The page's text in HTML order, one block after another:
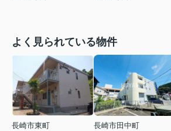
よく見られている物件
長崎市東町
長崎市田中町